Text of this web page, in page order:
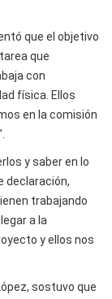
que el objetivo
que
con
física. Ellos
en la comisión
y saber en lo
declaración,
trabajando
a la
y ellos nos
sostuvo que